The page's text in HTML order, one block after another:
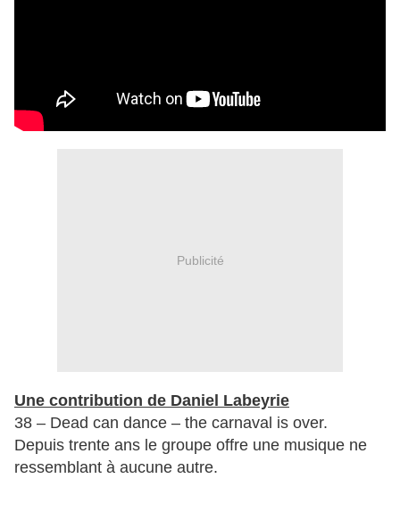
Publicité
Une contribution de Daniel Labeyrie
38 – Dead can dance – the carnaval is over.
Depuis trente ans le groupe offre une musique ne
ressemblant à aucune autre.